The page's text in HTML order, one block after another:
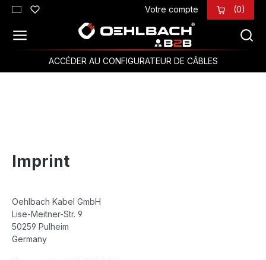
Passer au contenu principal Votre compte (0)
ACCÉDER AU CONFIGURATEUR DE CÂBLES
Imprint
Oehlbach Kabel GmbH
Lise-Meitner-Str. 9
50259 Pulheim
Germany